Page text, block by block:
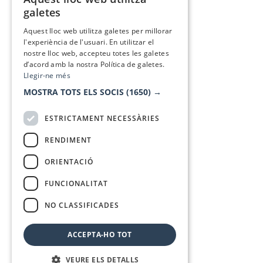
galetes
Aquest lloc web utilitza galetes per millorar
l'experiència de l'usuari. En utilitzar el
nostre lloc web, accepteu totes les galetes
d’acord amb la nostra Política de galetes.
Llegir-ne més
MOSTRA TOTS ELS SOCIS (1650) →
ESTRICTAMENT NECESSÀRIES
RENDIMENT
ORIENTACIÓ
FUNCIONALITAT
NO CLASSIFICADES
ACCEPTA-HO TOT
VEURE ELS DETALLS